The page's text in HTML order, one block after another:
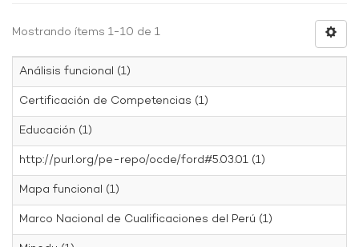
Mostrando ítems 1-10 de 1
Análisis funcional (1)
Certificación de Competencias (1)
Educación (1)
http://purl.org/pe-repo/ocde/ford#5.03.01 (1)
Mapa funcional (1)
Marco Nacional de Cualificaciones del Perú (1)